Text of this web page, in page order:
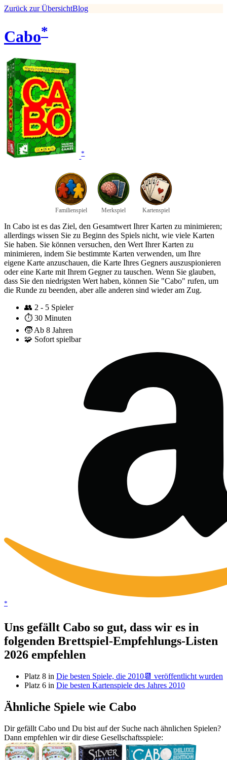
Zurück zur ÜbersichtBlog
Cabo*
*
Familienspiel Merkspiel Kartenspiel
In Cabo ist es das Ziel, den Gesamtwert Ihrer Karten zu minimieren;
allerdings wissen Sie zu Beginn des Spiels nicht, wie viele Karten
Sie haben. Sie können versuchen, den Wert Ihrer Karten zu
minimieren, indem Sie bestimmte Karten verwenden, um Ihre
eigene Karte anzuschauen, die Karte Ihres Gegners auszuspionieren
oder eine Karte mit Ihrem Gegner zu tauschen. Wenn Sie glauben,
dass Sie den niedrigsten Wert haben, können Sie "Cabo" rufen, um
die Runde zu beenden, aber alle anderen sind wieder am Zug.
👥 2 - 5 Spieler
⏱️ 30 Minuten
🧒 Ab 8 Jahren
🧩 Sofort spielbar
*
Uns gefällt Cabo so gut, dass wir es in
folgenden Brettspiel-Empfehlungs-Listen
2026 empfehlen
Platz 8 in Die besten Spiele, die 2010📆 veröffentlicht wurden
Platz 6 in Die besten Kartenspiele des Jahres 2010
Ähnliche Spiele wie Cabo
Dir gefällt Cabo und Du bist auf der Suche nach ähnlichen Spielen?
Dann empfehlen wir dir diese Gesellschaftsspiele: